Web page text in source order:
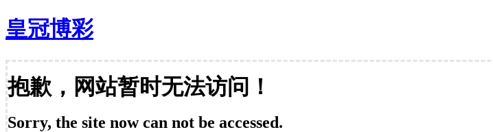
皇冠博彩
抱歉，网站暂时无法访问！
Sorry, the site now can not be accessed.